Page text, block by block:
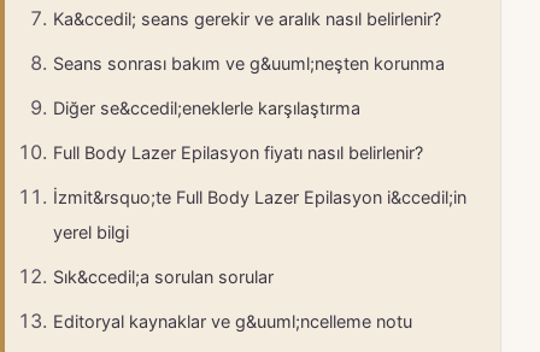
Ka&ccedil; seans gerekir ve aralık nasıl belirlenir?
Seans sonrası bakım ve g&uuml;neşten korunma
Diğer se&ccedil;eneklerle karşılaştırma
Full Body Lazer Epilasyon fiyatı nasıl belirlenir?
İzmit&rsquo;te Full Body Lazer Epilasyon i&ccedil;in
yerel bilgi
Sık&ccedil;a sorulan sorular
Editoryal kaynaklar ve g&uuml;ncelleme notu